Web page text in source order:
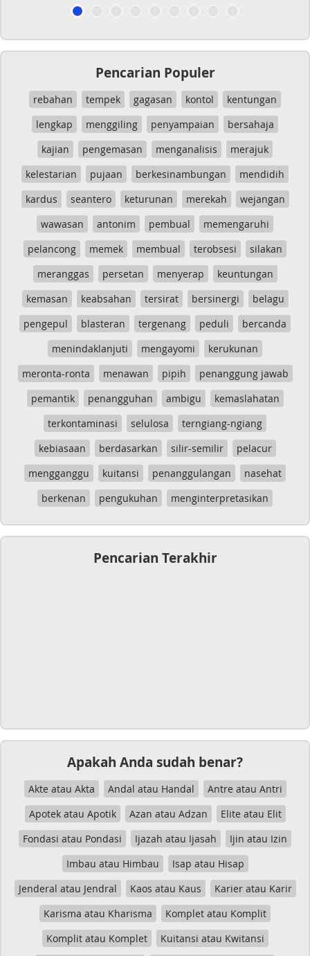
Pencarian Populer
rebahan tempek gagasan kontol
kentungan
lengkap
menggiling penyampaian
bersahaja
kajian
pengemasan menganalisis
merajuk
kelestarian
pujaan berkesinambungan
mendidih
kardus
seantero keturunan merekah
wejangan
wawasan
antonim pembual
memengaruhi
pelancong
memek membual terobsesi
silakan
meranggas
persetan menyerap
keuntungan
kemasan
keabsahan tersirat bersinergi
belagu
pengepul
blasteran tergenang peduli
bercanda
menindaklanjuti
mengayomi
kerukunan
meronta-ronta
menawan pipih
penanggung jawab
pemantik
penangguhan ambigu
kemaslahatan
terkontaminasi
selulosa
terngiang-ngiang
kebiasaan
berdasarkan silir-semilir
pelacur
mengganggu
kuitansi penanggulangan
nasehat
berkenan
pengukuhan menginterpretasikan
Pencarian Terakhir
Apakah Anda sudah benar?
Akte atau Akta Andal atau Handal
Antre atau Antri
Apotek atau Apotik
Azan atau Adzan
Elite atau Elit
Fondasi atau Pondasi
Ijazah atau Ijasah
Ijin atau Izin
Imbau atau Himbau
Isap atau Hisap
Jenderal atau Jendral
Kaos atau Kaus
Karier atau Karir
Karisma atau Kharisma
Komplet atau Komplit
Komplit atau Komplet
Kuitansi atau Kwitansi